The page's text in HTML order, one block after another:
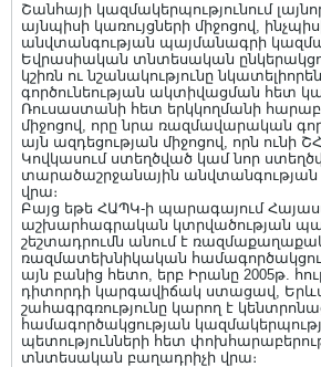
Շանհայի կազմակերպությունում
այնպիսի կառույցների միջոցով,
անվտանգության պայմանագրի
Եվրասիական տնտեսական
կշիռն ու նշանակությունը
գործունեության ակտիվացման հետ
Ռուսաստանի հետ երկկողմանի
միջոցով, որը նրա ռազմավարական
այն ազդեցության միջոցով, որն ունի
Կովկասում ստեղծված կամ նոր
տարածաշրջանային անվտանգության
վրա։
Բայց եթե ՀԱՊԿ-ի պարագայում
աշխարհագրական կտրվածության
շեշտադրումն անում է
ռազմատեխնիկական
այն բանից հետո, երբ Իրանը 2005թ.
դիտորդի կարգավիճակ ստացավ,
շահագրգռությունը կարող է
համագործակցության
պետությունների հետ
տնտեսական բաղադրիչի վրա։